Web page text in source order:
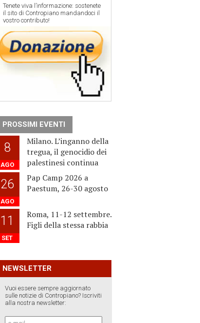
Tenete viva l’informazione: sostenete
il sito di Contropiano mandandoci il
vostro contributo!
PROSSIMI EVENTI
8
AGO
Milano. L’inganno della
tregua, il genocidio dei
palestinesi continua
26
AGO
Pap Camp 2026 a
Paestum, 26-30 agosto
11
SET
Roma, 11-12 settembre.
Figli della stessa rabbia
NEWSLETTER
Vuoi essere sempre aggiornato
sulle notizie di Contropiano? Iscriviti
alla nostra newsletter: